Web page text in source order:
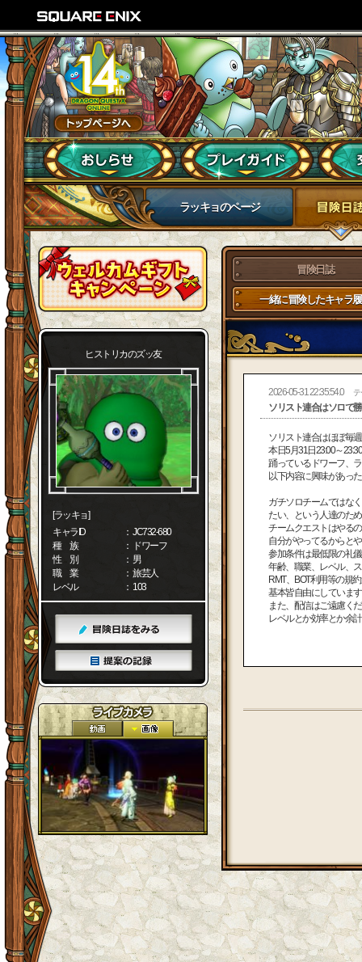
ラッキョのページ
ヒストリカのズッ友
[ラッキョ]
キャラID
： JC732-680
種 族
： ドワーフ
性 別
： 男
職 業
： 旅芸人
レベル
： 103
冒険日誌
一緒に冒険したキャラ
2026-05-31 22:35:54.0 テ
ソリスト連合はソロで
ソリスト連合はほぼ毎
本日5月31日23:00～
踊っているドワーフ、
以下内容に興味があっ
ガチソロチームではな
たい、という人達のた
チームクエストはやる
自分がやってるからと
参加条件は最低限の礼
年齢、職業、レベル、
RMT、BOT利用等の規
基本皆自由にしていま
また、配信はご遠慮く
レベルとか効率とか余